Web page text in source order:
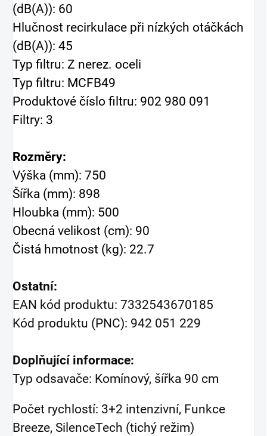
(dB(A)): 60
Hlučnost recirkulace při nízkých otáčkách
(dB(A)): 45
Typ filtru: Z nerez. oceli
Typ filtru: MCFB49
Produktové číslo filtru: 902 980 091
Filtry: 3
Rozměry:
Výška (mm): 750
Šířka (mm): 898
Hloubka (mm): 500
Obecná velikost (cm): 90
Čistá hmotnost (kg): 22.7
Ostatní:
EAN kód produktu: 7332543670185
Kód produktu (PNC): 942 051 229
Doplňující informace:
Typ odsavače: Komínový, šířka 90 cm
Počet rychlostí: 3+2 intenzivní, Funkce
Breeze, SilenceTech (tichý režim)